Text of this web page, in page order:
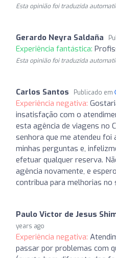
Esta opinião foi traduzida
Gerardo Neyra Saldaña
Experiência fantástica:
Esta opinião foi traduzida
Carlos Santos Publicado em
Experiência negativa:
insatisfação com o
esta agência de viagens no
senhora que me atendeu foi
minhas perguntas e,
efetuar qualquer reserva.
agência novamente, e
contribua para melhorias no
Paulo Victor de Jesus
years ago
Experiência negativa:
passar por problemas com